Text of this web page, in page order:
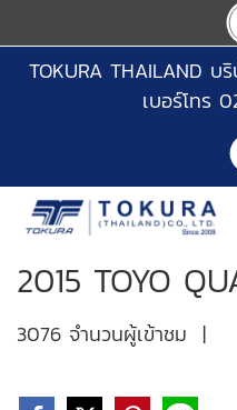
TOKURA THAILAND บ
เบอร์โทร
2015 TOYO
3076 จำนวนผู้เข้าชม |